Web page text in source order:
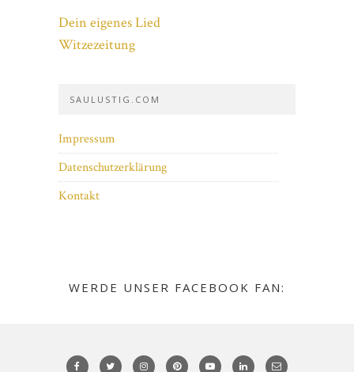
Dein eigenes Lied
Witzezeitung
SAULUSTIG.COM
Impressum
Datenschutzerklärung
Kontakt
WERDE UNSER FACEBOOK FAN: